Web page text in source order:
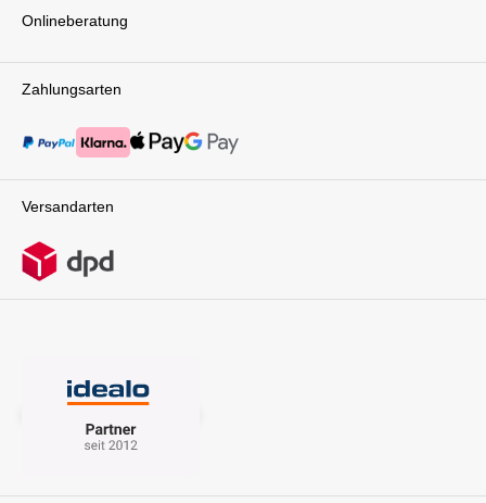
Zahlungsarten
Versandarten
Onlineberatung